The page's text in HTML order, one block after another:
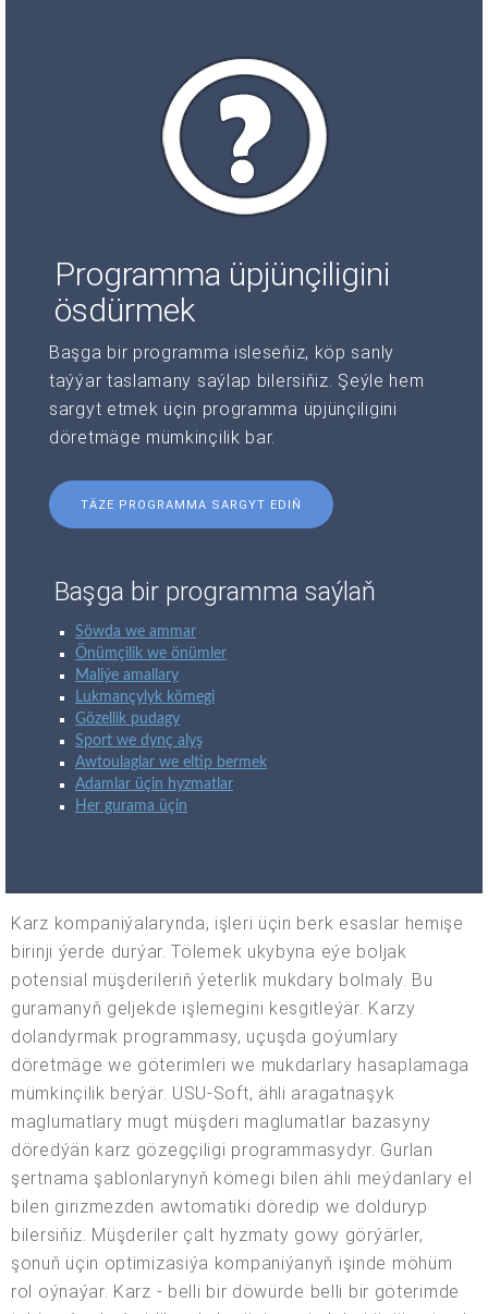
Programma üpjünçiligini
ösdürmek
Başga bir programma isleseňiz, köp sanly
taýýar taslamany saýlap bilersiňiz. Şeýle hem
sargyt etmek üçin programma üpjünçiligini
döretmäge mümkinçilik bar.
TÄZE PROGRAMMA SARGYT EDIŇ
Başga bir programma saýlaň
Söwda we ammar
Önümçilik we önümler
Maliýe amallary
Lukmançylyk kömegi
Gözellik pudagy
Sport we dynç alyş
Awtoulaglar we eltip bermek
Adamlar üçin hyzmatlar
Her gurama üçin
Karz kompaniýalarynda, işleri üçin berk esaslar hemişe
birinji ýerde durýar. Tölemek ukybyna eýe boljak
potensial müşderileriň ýeterlik mukdary bolmaly. Bu
guramanyň geljekde işlemegini kesgitleýär. Karzy
dolandyrmak programmasy, uçuşda goýumlary
döretmäge we göterimleri we mukdarlary hasaplamaga
mümkinçilik berýär. USU-Soft, ähli aragatnaşyk
maglumatlary mugt müşderi maglumatlar bazasyny
döredýän karz gözegçiligi programmasydyr. Gurlan
şertnama şablonlarynyň kömegi bilen ähli meýdanlary el
bilen girizmezden awtomatiki döredip we dolduryp
bilersiňiz. Müşderiler çalt hyzmaty gowy görýärler,
şonuň üçin optimizasiýa kompaniýanyň işinde möhüm
rol oýnaýar. Karz - belli bir döwürde belli bir göterimde